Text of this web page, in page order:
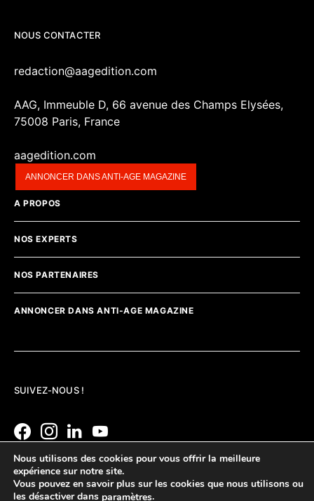
NOUS CONTACTER
redaction@aagedition.com
AAG, Immeuble D, 66 avenue des Champs Elysées,
75008 Paris, France
aagedition.com
ANNONCER DANS ANTI-AGE MAGAZINE
A PROPOS
NOS EXPERTS
NOS PARTENAIRES
ANNONCER DANS ANTI-AGE MAGAZINE
SUIVEZ-NOUS !
Nous utilisons des cookies pour vous offrir la meilleure
expérience sur notre site.
Vous pouvez en savoir plus sur les cookies que nous utilisons ou
les désactiver dans paramètres.